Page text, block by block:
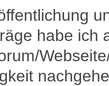
habe ich